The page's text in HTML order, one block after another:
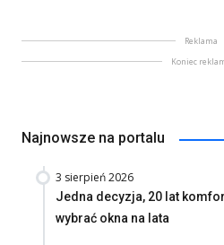
Reklama
Koniec
Najnowsze na portalu
3 sierpień 2026
Jedna decyzja, 20 lat
wybrać okna na lata